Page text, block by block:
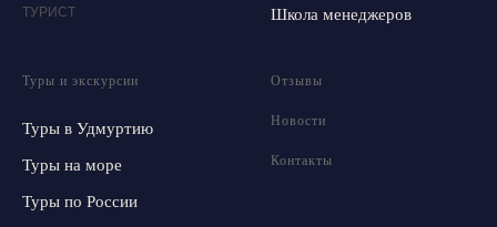
ТУРИСТ
Школа менеджеров
Туры и экскурсии
Туры в Удмуртию
Туры на море
Туры по России
Отзывы
Новости
Контакты